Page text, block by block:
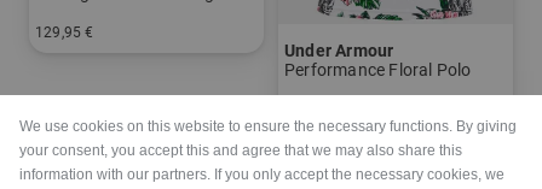
129,95 €
Under Armour
Performance Floral Polo
We use cookies on this website to ensure the necessary functions. By giving
your consent, you accept this and agree that we may also share this
information with our partners. If you only accept the necessary cookies, we